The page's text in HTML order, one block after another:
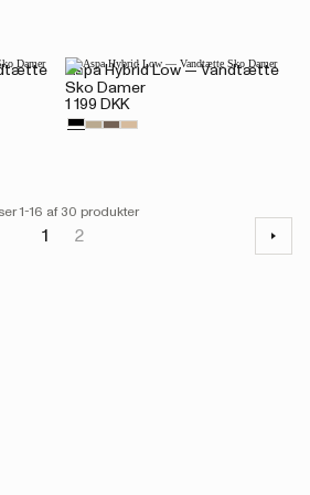
Aspa Hybrid Low — Vandtætte
Sko Damer
1 199 DKK
1-16 af 30 produkter
1 2